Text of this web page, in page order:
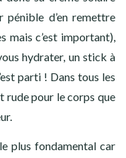
pénible d’en remettre
mais c’est important),
hydrater, un stick à
parti ! Dans tous les
rude pour le corps que
plus fondamental car